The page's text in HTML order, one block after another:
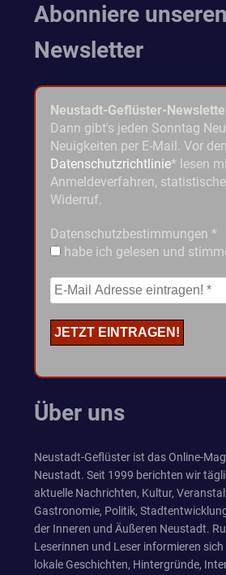
Abonniere unseren
Newsletter
Neustadt-Geflüster-
Dann gibt's jeden Sonntag
Neuigkeiten per E-Mail. Vor
Datenschutzrichtlinie* lesen
Anmeldeverfahren,
Widerruf.
Datenschutzbestimmungen *
habe ich gelesen und
Über uns
Neustadt-Geflüster ist das Online-
Neustadt. Seit 1999 berichten wir
aktuelle Nachrichten, Kultur,
Gastronomie, Politik,
der Inneren und Äußeren Neustadt.
Leserinnen und Leser informieren
lokale Geschichten, Hintergründe,